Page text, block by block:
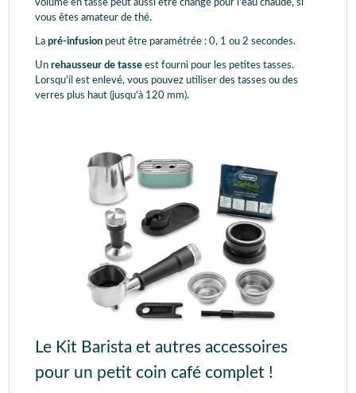
volume en tasse peut aussi être changé pour l'eau chaude, si
vous êtes amateur de thé.
La pré-infusion peut être paramétrée : 0, 1 ou 2 secondes.
Un rehausseur de tasse est fourni pour les petites tasses.
Lorsqu'il est enlevé, vous pouvez utiliser des tasses ou des
verres plus haut (jusqu'à 120 mm).
Le Kit Barista et autres accessoires
pour un petit coin café complet !